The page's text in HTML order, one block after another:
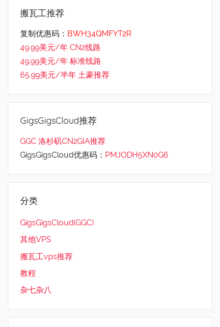
搬瓦工推荐
复制优惠码： BWH34QMFYT2R
49.99美元/年 CN2线路
49.99美元/年 标准线路
65.99美元/半年 土豪推荐
GigsGigsCloud推荐
GGC 洛杉矶CN2GIA推荐
GigsGigsCloud优惠码： PMJODH5XN0G6
分类
GigsGigsCloud(GGC)
其他VPS
搬瓦工vps推荐
教程
杂七杂八